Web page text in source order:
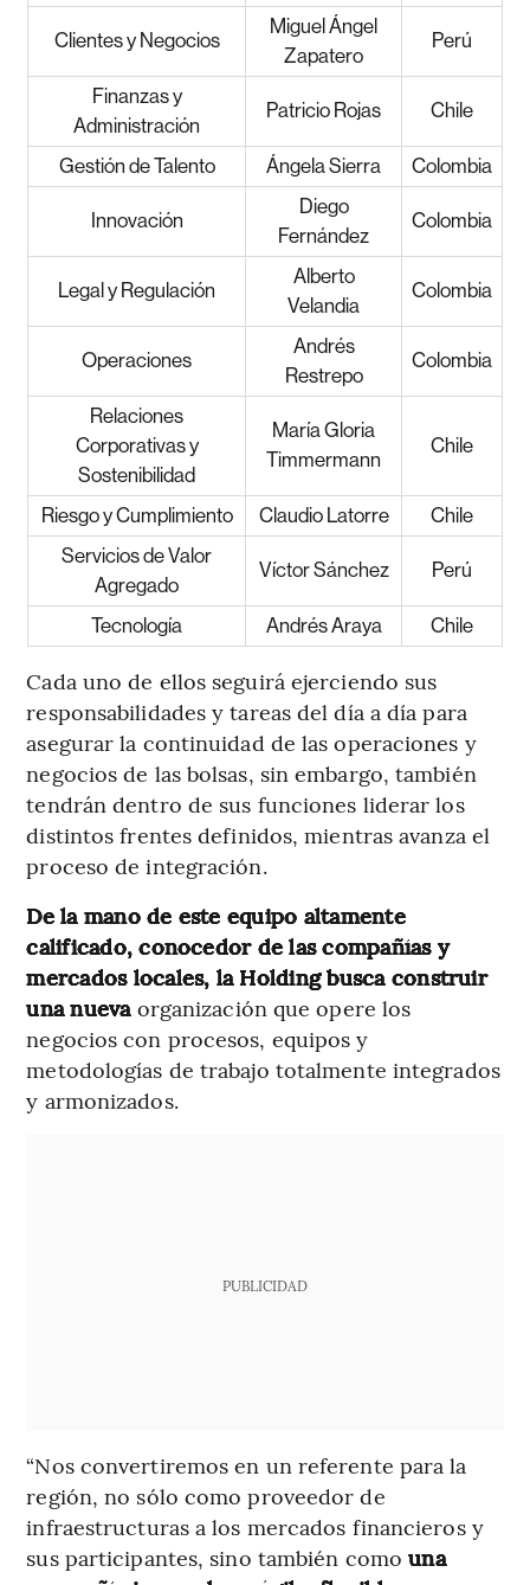
Clientes y Negocios
Miguel Ángel
Zapatero
Perú
Finanzas y
Administración
Patricio Rojas Chile
Gestión de Talento Ángela Sierra Colombia
Innovación
Diego
Fernández
Colombia
Legal y Regulación
Alberto
Velandia
Colombia
Operaciones
Andrés
Restrepo
Colombia
Relaciones
Corporativas y
Sostenibilidad
María Gloria
Timmermann
Chile
Riesgo y Cumplimiento Claudio Latorre
Chile
Servicios de Valor
Agregado
Víctor Sánchez Perú
Tecnología Andrés Araya Chile
Cada uno de ellos seguirá ejerciendo sus
responsabilidades y tareas del día a día para
asegurar la continuidad de las operaciones y
negocios de las bolsas, sin embargo, también
tendrán dentro de sus funciones liderar los
distintos frentes definidos, mientras avanza el
proceso de integración.
De la mano de este equipo altamente
calificado, conocedor de las compañías y
mercados locales, la Holding busca construir
una nuevaorganización que opere los
negocios con procesos, equipos y
metodologías de trabajo totalmente integrados
y armonizados.
PUBLICIDAD
“Nos convertiremos en un referente para la
región, no sólo como proveedor de
infraestructuras a los mercados financieros y
sus participantes, sino también comouna